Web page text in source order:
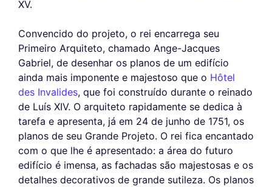
XV.
Convencido do projeto, o rei encarrega seu
Primeiro Arquiteto, chamado Ange-Jacques
Gabriel, de desenhar os planos de um edifício
ainda mais imponente e majestoso que o Hôtel
des Invalides, que foi construído durante o reinado
de Luís XIV. O arquiteto rapidamente se dedica à
tarefa e apresenta, já em 24 de junho de 1751, os
planos de seu Grande Projeto. O rei fica encantado
com o que lhe é apresentado: a área do futuro
edifício é imensa, as fachadas são majestosas e os
detalhes decorativos de grande sutileza. Os planos